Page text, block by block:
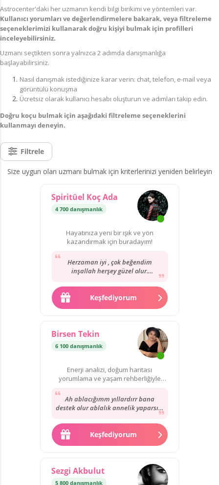
Astrocenter'daki her uzmanın kendi bilgi birikimi ve yöntemleri var.
Kullanıcı yorumları ve değerlendirmelere bakarak, veya filtreleme
seçeneklerimizi kullanarak doğru kişiyi bulmak için profilleri
inceleyebilirsiniz.
Uzmanı seçtikten sonra yalnızca 2 adımda danışmanlığa
başlayabilirsiniz.
Nasıl danışmak istediğinize karar verin: chat, telefon, e-mail veya
görüntülü konuşma
Ücretsiz olarak kullanıcı hesabı oluşturun ve adımları takip edin.
Doğru koçu bulmak için aşağıdaki filtreleme seçeneklerini
kullanmayı deneyin.
Filtrele
Size uygun olan uzmanı bulmak için kriterlerinizi yeniden belirleyin
Spiritüel Koç Ada
4 700 danışmanlık
Hayatınıza yeni bir ışık ve yön
kazandırmak için buradayım!
Herzaman iyi , çok beğendim
inşallah herşey güzel olur.
Teşekkürler ve tekrardan görüşmek
üzere. Hoşçakalın ve...
Keşfediyorum
Birsen Tekin
6 100 danışmanlık
Enerji analizi, doğum haritası
yorumlama ve yaşam rehberliğiyle
Ah ablacığımm yıllardırr bana
destek olur ablalık annelik yaparsın.
desteğini görmedim....
Keşfediyorum
Sezgi Akbulut
5 800 danışmanlık